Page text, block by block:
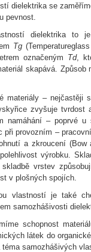
dielektrika se
pevnost.
dielektrika to
Tg
označeným Td,
skapává. Způsob
materiály – nejčastěji
zvyšuje tvrdost
namáhání – poprvé
při provozním –
a zkroucení
výrobku.
vrstev
v plošných spojích.
vlastností je také
samozhášivosti
schopnost
látek do
téma samozhášivých